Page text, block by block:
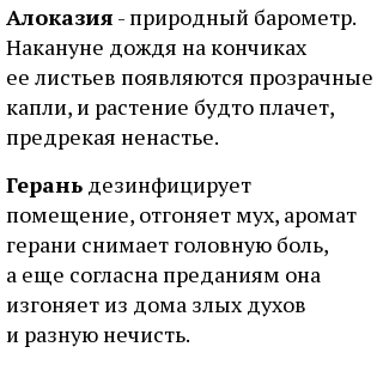
Алоказия - природный барометр.
Накануне дождя на кончиках
ее листьев появляются прозрачные
капли, и растение будто плачет,
предрекая ненастье.
Герань дезинфицирует
помещение, отгоняет мух, аромат
герани снимает головную боль,
а еще согласна преданиям она
изгоняет из дома злых духов
и разную нечисть.